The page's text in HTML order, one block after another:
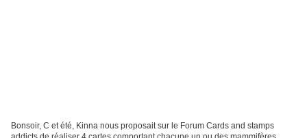
Bonsoir, C et été, Kinna nous proposait sur le Forum Cards and stamps